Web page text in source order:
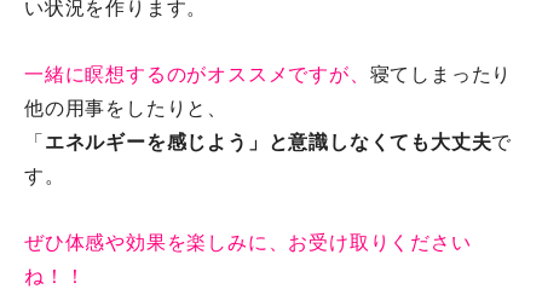
い状況を作り ます。
一緒に瞑想するのがオススメですが、 寝てしまったり
他の用事をし たりと、
「 エネルギーを感じよう」と意識しなくても大丈夫で
す。
ぜひ体感や効果を楽しみに、 お受け取りください
ね！！